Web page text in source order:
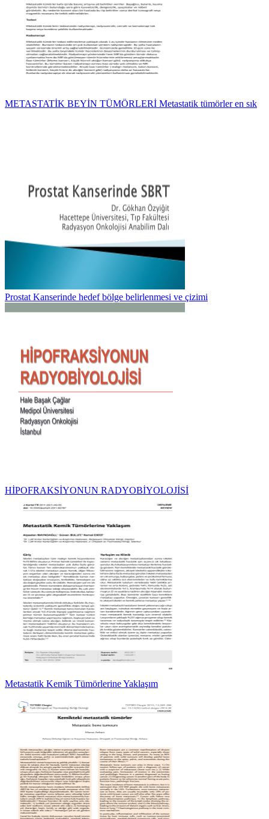
METASTATİK BEYİN TÜMÖRLERİ Metastatik tümörler en sık
Prostat Kanserinde hedef bölge belirlenmesi ve çizimi
HİPOFRAKSİYONUN RADYOBİYOLOJİSİ
Metastatik Kemik Tümörlerine Yaklaşım